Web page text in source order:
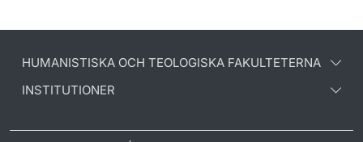
HUMANISTISKA OCH TEOLOGISKA FAKULTETERNA
INSTITUTIONER